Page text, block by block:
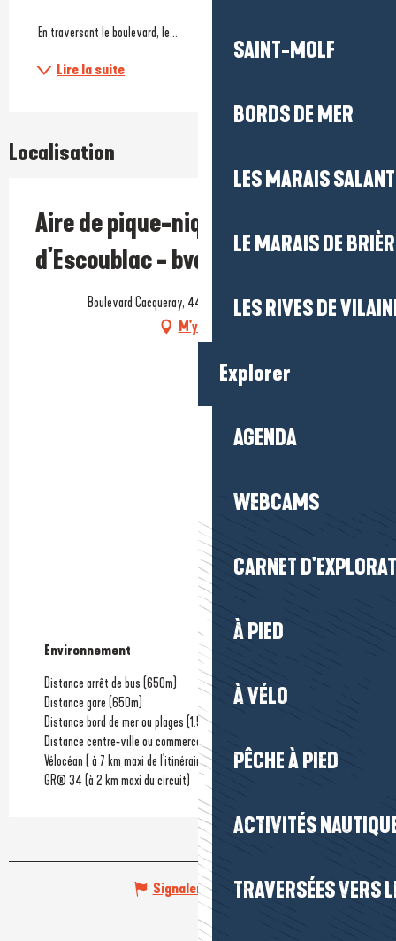
SAINT-MOLF
BORDS DE MER
LES MARAIS
LE MARAIS DE
LES RIVES DE
Explorer
AGENDA
WEBCAMS
CARNET
À PIED
À VÉLO
PÊCHE À PIED
ACTIVITÉS
TRAVERSÉES VERS
En traversant le boulevard, le...
Lire la suite
Localisation
Aire de pique-nique de la forêt
d'Escoublac - bvd. Cacqueray
Boulevard Cacqueray, 44500 La Baule-Escoublac
M'y rendre
Environnement
Environnement
Distance arrêt de bus (650m)
Distance gare (650m)
Distance bord de mer ou plages (1.5km)
Distance centre-ville ou commerces
Vélocéan ( à 7 km maxi de l'itinéraire)
GR® 34 (à 2 km maxi du circuit)
Signaler une erreur